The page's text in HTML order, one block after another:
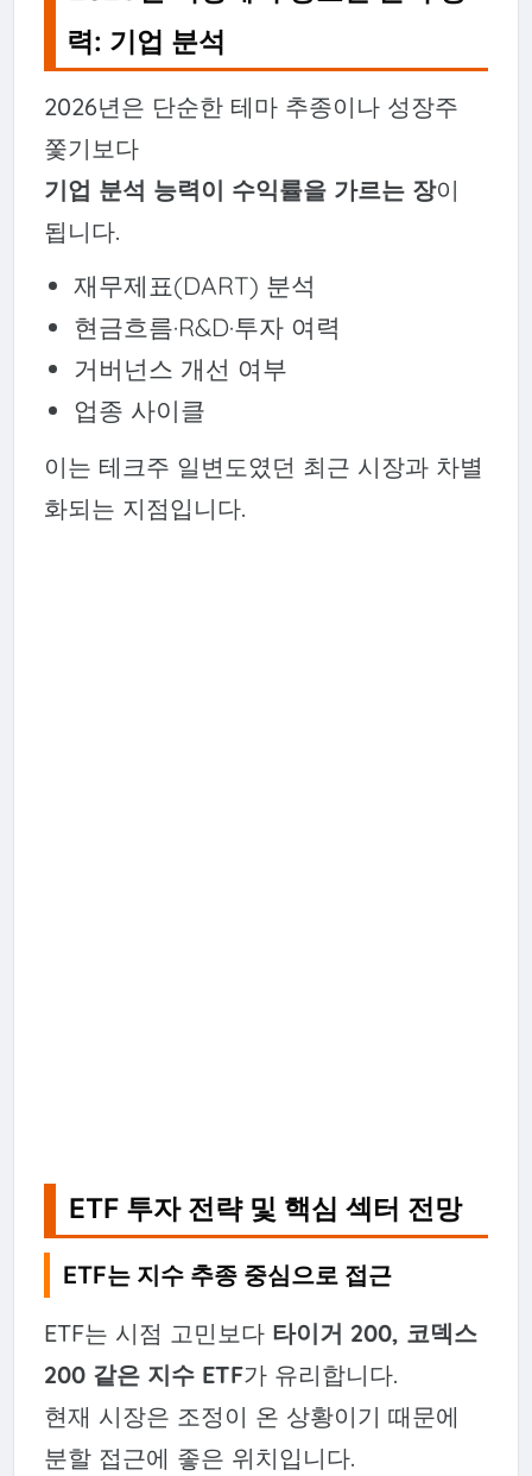
력: 기업 분석
2026년은 단순한 테마 추종이나 성장주
쫓기보다
기업 분석 능력이 수익률을 가르는 장이
됩니다.
재무제표(DART) 분석
현금흐름·R&D·투자 여력
거버넌스 개선 여부
업종 사이클
이는 테크주 일변도였던 최근 시장과 차별
화되는 지점입니다.
ETF 투자 전략 및 핵심 섹터 전망
ETF는 지수 추종 중심으로 접근
ETF는 시점 고민보다 타이거 200, 코덱스
200 같은 지수 ETF가 유리합니다.
현재 시장은 조정이 온 상황이기 때문에
분할 접근에 좋은 위치입니다.